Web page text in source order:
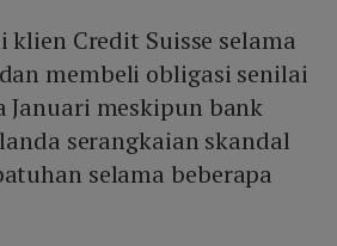
klien Credit Suisse selama
membeli obligasi senilai
Januari meskipun bank
serangkaian skandal
selama beberapa